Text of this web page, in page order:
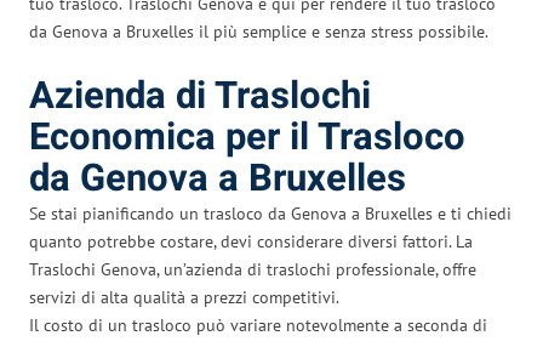
da Genova a Bruxelles il più semplice e senza stress possibile.
Azienda di Traslochi
Economica per il Trasloco
da Genova a Bruxelles
Se stai pianificando un trasloco da Genova a Bruxelles e ti chiedi
quanto potrebbe costare, devi considerare diversi fattori. La
Traslochi Genova, un’azienda di traslochi professionale, offre
servizi di alta qualità a prezzi competitivi.
Il costo di un trasloco può variare notevolmente a seconda di